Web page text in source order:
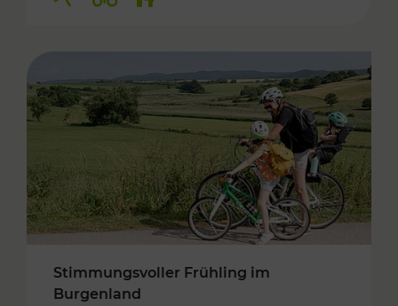
Stimmungsvoller Frühling im
Burgenland